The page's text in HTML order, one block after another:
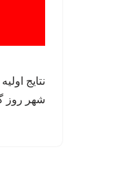
نتایج
شهر روز